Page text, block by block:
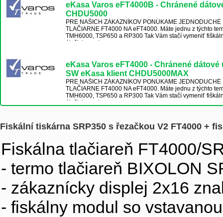
eKasa Varos eFT4000B - Chránené
CHDU5000
PRE NAŠICH ZÁKAZNÍKOV PONÚKAME
TLAČIARNE FT4000 NA eFT4000. Máte jednu z týchto
TMH6000, TSP650 a RP300 Tak Vám stačí vymeniť
úložisko, nah...
eKasa Varos eFT4000 - Chránené
SW eKasa klient CHDU5000MAX
PRE NAŠICH ZÁKAZNÍKOV PONÚKAME
TLAČIARNE FT4000 NA eFT4000. Máte jednu z týchto
TMH6000, TSP650 a RP300 Tak Vám stačí vymeniť
úložisko, nah...
Fiskální tiskárna SRP350 s řezačkou V2 FT4000 +
Fiskálna tlačiareň FT4000/
- termo tlačiareň BIXOLON
- zákaznícky displej 2x16
- fiskálny modul so